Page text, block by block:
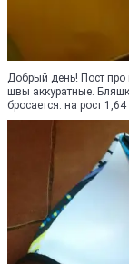
Добрый день! Пост про
швы аккуратные.
бросается. на рост